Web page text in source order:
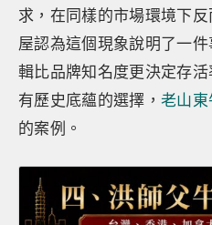
求，在同樣的市場環境下
屋認為這個現象說明了一
輯比品牌知名度更決定存
有歷史底蘊的選擇，老山東
的案例。